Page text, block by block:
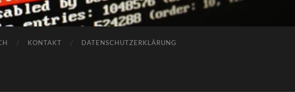
KONTAKT DATENSCHUTZERKLÄRUNG